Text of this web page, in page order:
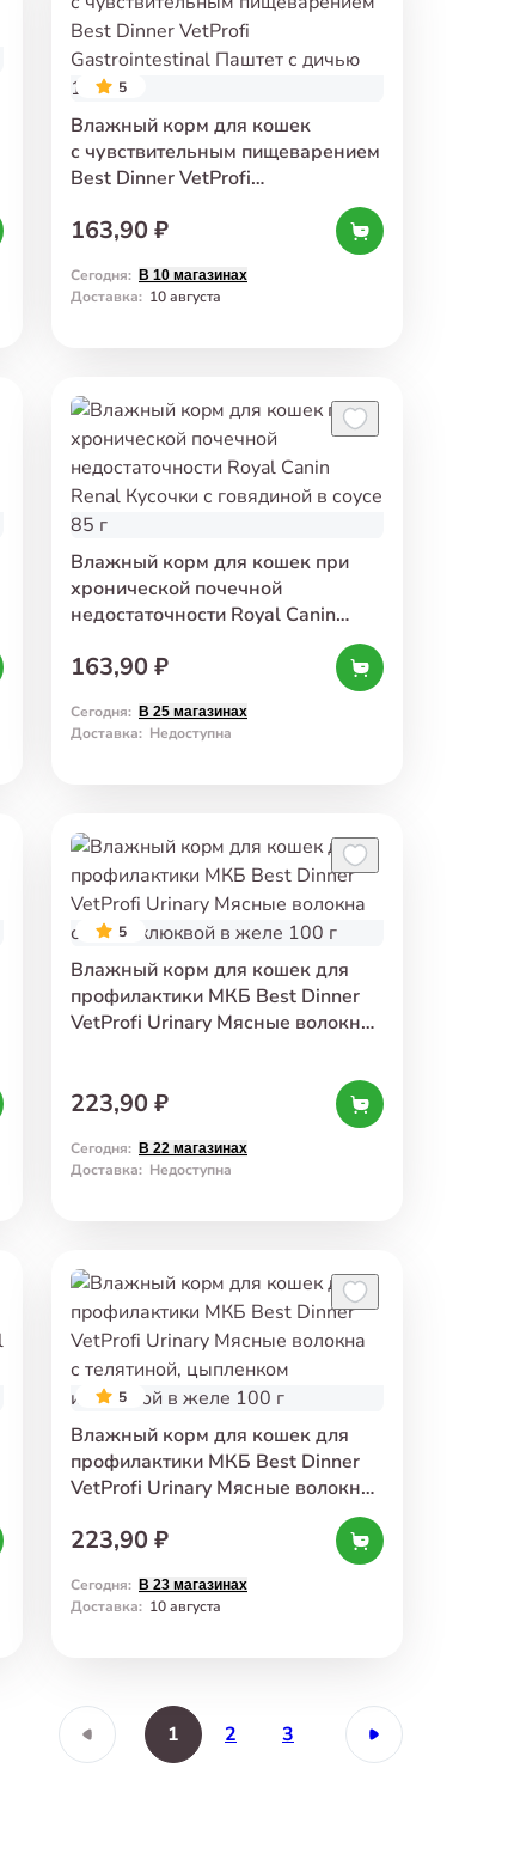
5
Влажный корм для кошек
с чувствительным пищеварением
Best Dinner VetProfi
Gastrointestinal Паштет с дичью
100 г
163,90 ₽
Сегодня: В 10 магазинах
Доставка: 10 августа
Влажный корм для кошек при
хронической почечной
недостаточности Royal Canin
в соусе 85 г
163,90 ₽
Сегодня: В 25 магазинах
Доставка: Недоступна
5
Влажный корм для кошек для
профилактики МКБ Best Dinner
VetProfi Urinary Мясные волокна
223,90 ₽
Сегодня: В 22 магазинах
Доставка: Недоступна
5
Влажный корм для кошек для
профилактики МКБ Best Dinner
VetProfi Urinary Мясные волокна
и клюквой в желе 100 г
223,90 ₽
Сегодня: В 23 магазинах
Доставка: 10 августа
1 2 3